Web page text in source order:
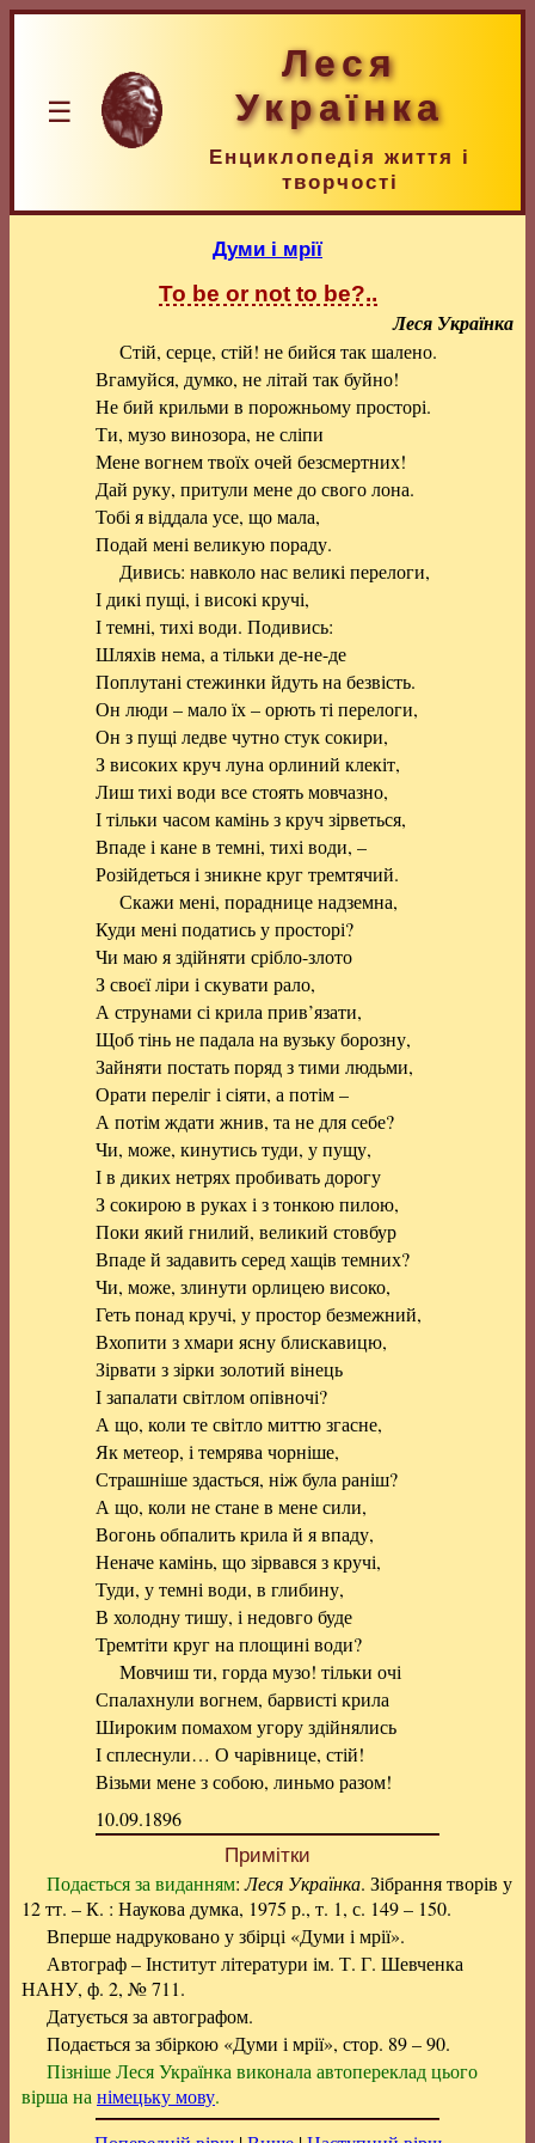
☰
Леся
Українка
Енциклопедія життя і
творчості
Думи і мрії
To be or not to be?..
Леся Українка
Стій, серце, стій! не бийся так шалено.
Вгамуйся, думко, не літай так буйно!
Не бий крильми в порожньому просторі.
Ти, музо винозора, не сліпи
Мене вогнем твоїх очей безсмертних!
Дай руку, притули мене до свого лона.
Тобі я віддала усе, що мала,
Подай мені великую пораду.
Дивись: навколо нас великі перелоги,
І дикі пущі, і високі кручі,
І темні, тихі води. Подивись:
Шляхів нема, а тільки де-не-де
Поплутані стежинки йдуть на безвість.
Он люди – мало їх – орють ті перелоги,
Он з пущі ледве чутно стук сокири,
З високих круч луна орлиний клекіт,
Лиш тихі води все стоять мовчазно,
І тільки часом камінь з круч зірветься,
Впаде і кане в темні, тихі води, –
Розійдеться і зникне круг тремтячий.
Скажи мені, пораднице надземна,
Куди мені податись у просторі?
Чи маю я здійняти срібло-злото
З своєї ліри і скувати рало,
А струнами сі крила прив’язати,
Щоб тінь не падала на вузьку борозну,
Зайняти постать поряд з тими людьми,
Орати переліг і сіяти, а потім –
А потім ждати жнив, та не для себе?
Чи, може, кинутись туди, у пущу,
І в диких нетрях пробивать дорогу
З сокирою в руках і з тонкою пилою,
Поки який гнилий, великий стовбур
Впаде й задавить серед хащів темних?
Чи, може, злинути орлицею високо,
Геть понад кручі, у простор безмежний,
Вхопити з хмари ясну блискавицю,
Зірвати з зірки золотий вінець
І запалати світлом опівночі?
А що, коли те світло миттю згасне,
Як метеор, і темрява чорніше,
Страшніше здасться, ніж була раніш?
А що, коли не стане в мене сили,
Вогонь обпалить крила й я впаду,
Неначе камінь, що зірвався з кручі,
Туди, у темні води, в глибину,
В холодну тишу, і недовго буде
Тремтіти круг на площині води?
Мовчиш ти, горда музо! тільки очі
Спалахнули вогнем, барвисті крила
Широким помахом угору здійнялись
І сплеснули… О чарівнице, стій!
Візьми мене з собою, линьмо разом!
10.09.1896
Примітки
Подається за виданням:Леся Українка. Зібрання творів у
12 тт. – К. : Наукова думка, 1975 р., т. 1, с. 149 – 150.
Вперше надруковано у збірці «Думи і мрії».
Автограф – Інститут літератури ім. Т. Г. Шевченка
НАНУ, ф. 2, № 711.
Датується за автографом.
Подається за збіркою «Думи і мрії», стор. 89 – 90.
Пізніше Леся Українка виконала автопереклад цього
вірша на німецьку мову.